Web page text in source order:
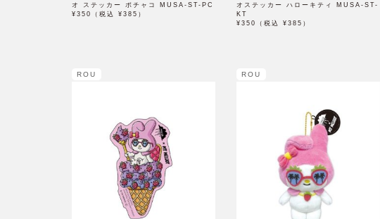
オ ステッカー ポチャコ MUSA-ST-PC
¥350（税込 ¥385）
オステッカー ハローキティ MUSA-ST-
KT
¥350（税込 ¥385）
ROU ROU